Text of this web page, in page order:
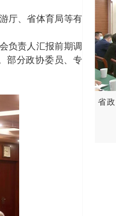
厅、省体育局等有
负责人汇报前期调
部分政协委员、专
省